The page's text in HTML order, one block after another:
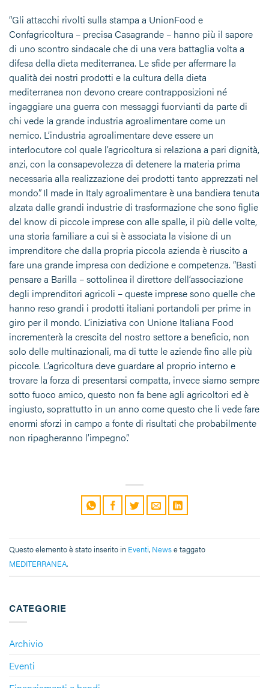
CATEGORIE
Archivio
Eventi
“Gli attacchi rivolti sulla stampa a UnionFood e
Confagricoltura – precisa Casagrande – hanno più il sapore
di uno scontro sindacale che di una vera battaglia volta a
difesa della dieta mediterranea. Le sfide per affermare la
qualità dei nostri prodotti e la cultura della dieta
mediterranea non devono creare contrapposizioni né
ingaggiare una guerra con messaggi fuorvianti da parte di
chi vede la grande industria agroalimentare come un
nemico. L’industria agroalimentare deve essere un
interlocutore col quale l’agricoltura si relaziona a pari dignità,
anzi, con la consapevolezza di detenere la materia prima
necessaria alla realizzazione dei prodotti tanto apprezzati nel
mondo”. Il made in Italy agroalimentare è una bandiera tenuta
alzata dalle grandi industrie di trasformazione che sono figlie
del know di piccole imprese con alle spalle, il più delle volte,
una storia familiare a cui si è associata la visione di un
imprenditore che dalla propria piccola azienda è riuscito a
fare una grande impresa con dedizione e competenza. “Basti
pensare a Barilla – sottolinea il direttore dell’associazione
degli imprenditori agricoli – queste imprese sono quelle che
hanno reso grandi i prodotti italiani portandoli per prime in
giro per il mondo. L’iniziativa con Unione Italiana Food
incrementerà la crescita del nostro settore a beneficio, non
solo delle multinazionali, ma di tutte le aziende fino alle più
piccole. L’agricoltura deve guardare al proprio interno e
trovare la forza di presentarsi compatta, invece siamo sempre
sotto fuoco amico, questo non fa bene agli agricoltori ed è
ingiusto, soprattutto in un anno come questo che li vede fare
enormi sforzi in campo a fonte di risultati che probabilmente
non ripagheranno l’impegno”.
Questo elemento è stato inserito in Eventi, Newse taggato
MEDITERRANEA.